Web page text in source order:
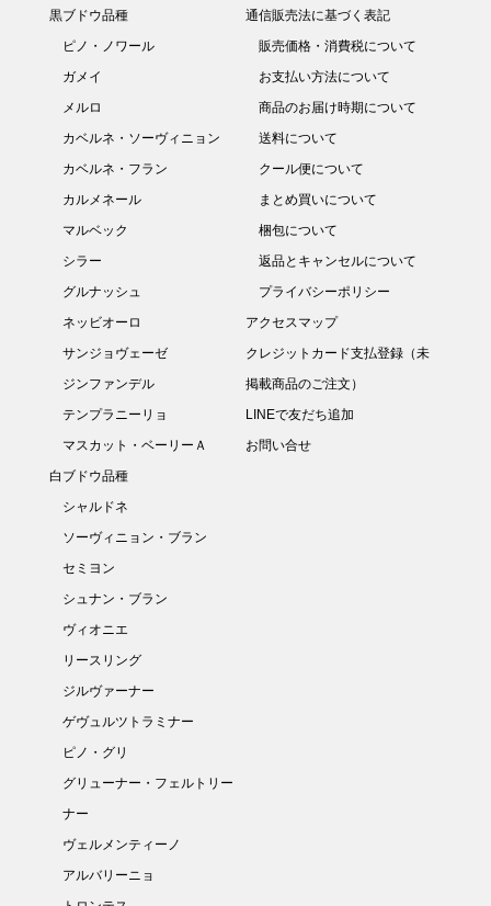
黒ブドウ品種
ピノ・ノワール
ガメイ
メルロ
カベルネ・ソーヴィニョン
カベルネ・フラン
カルメネール
マルベック
シラー
グルナッシュ
ネッビオーロ
サンジョヴェーゼ
ジンファンデル
テンプラニーリョ
マスカット・ベーリーＡ
白ブドウ品種
シャルドネ
ソーヴィニョン・ブラン
セミヨン
シュナン・ブラン
ヴィオニエ
リースリング
ジルヴァーナー
ゲヴュルツトラミナー
ピノ・グリ
グリューナー・フェルトリー
ナー
ヴェルメンティーノ
アルバリーニョ
通信販売法に基づく表記
販売価格・消費税について
お支払い方法について
商品のお届け時期について
送料について
クール便について
まとめ買いについて
梱包について
返品とキャンセルについて
プライバシーポリシー
アクセスマップ
クレジットカード支払登録（未
掲載商品のご注文）
LINEで友だち追加
お問い合せ